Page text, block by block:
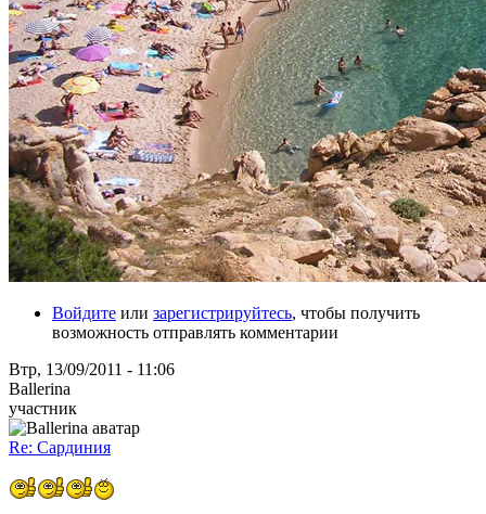
Войдите или зарегистрируйтесь, чтобы получить
возможность отправлять комментарии
Втр, 13/09/2011 - 11:06
Ballerina
участник
Re: Сардиния